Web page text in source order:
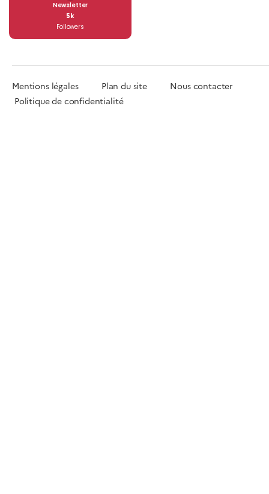
Newsletter
5k
Followers
Mentions légales Plan du site Nous contacter
Politique de confidentialité